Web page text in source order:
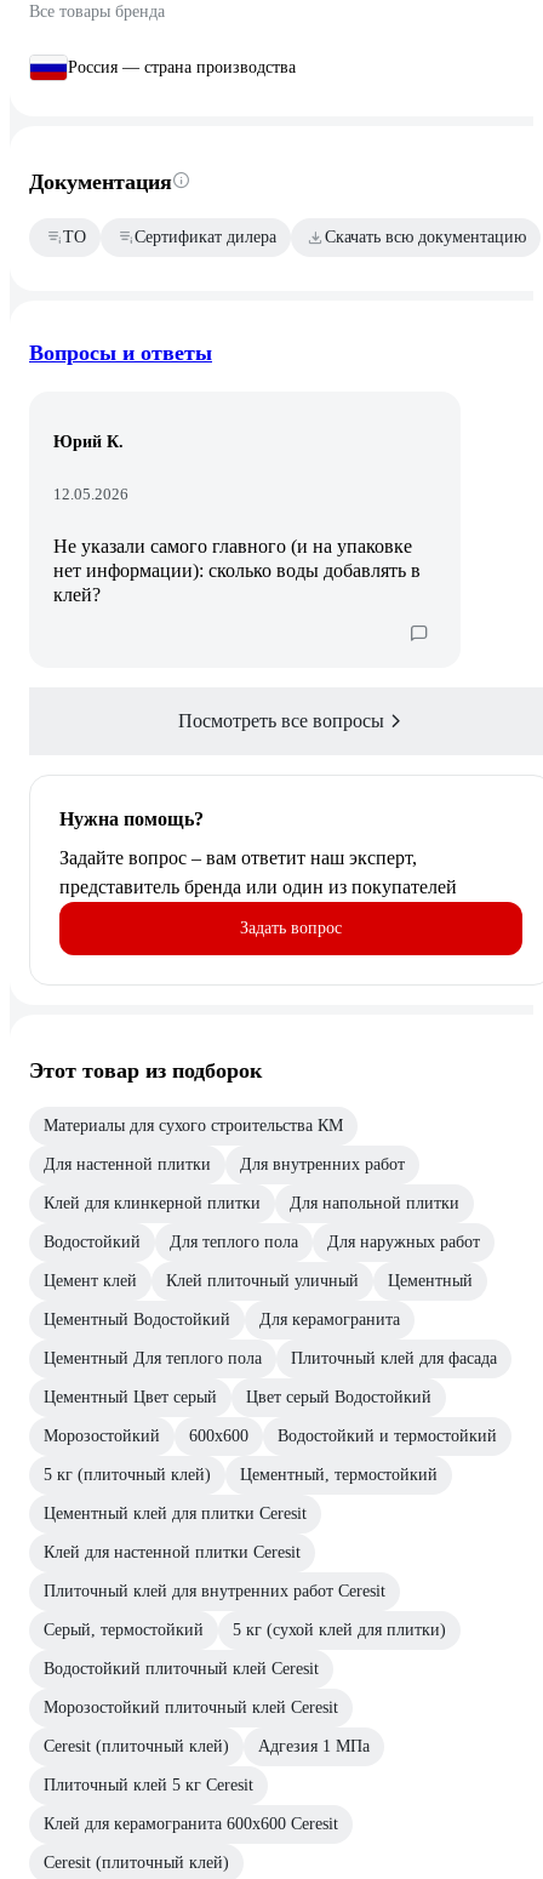
Все товары бренда
Россия — страна производства
Документация
ТО Сертификат дилера Скачать всю документацию
Вопросы и ответы
Юрий К.
12.05.2026
Не указали самого главного (и на упаковке
нет информации): сколько воды добавлять в
клей?
Посмотреть все вопросы
Нужна помощь?
Задайте вопрос – вам ответит наш эксперт,
представитель бренда или один из покупателей
Задать вопрос
Этот товар из подборок
Материалы для сухого строительства КМ
Для настенной плитки Для внутренних работ
Клей для клинкерной плитки Для напольной плитки
Водостойкий Для теплого пола Для наружных работ
Цемент клей Клей плиточный уличный Цементный
Цементный Водостойкий Для керамогранита
Цементный Для теплого пола Плиточный клей для фасада
Цементный Цвет серый Цвет серый Водостойкий
Морозостойкий 600х600 Водостойкий и термостойкий
5 кг (плиточный клей) Цементный, термостойкий
Цементный клей для плитки Ceresit
Клей для настенной плитки Ceresit
Плиточный клей для внутренних работ Ceresit
Серый, термостойкий 5 кг (сухой клей для плитки)
Водостойкий плиточный клей Ceresit
Морозостойкий плиточный клей Ceresit
Ceresit (плиточный клей) Адгезия 1 МПа
Плиточный клей 5 кг Ceresit
Клей для керамогранита 600х600 Ceresit
Ceresit (плиточный клей)